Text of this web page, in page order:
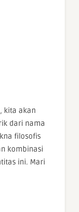
kita akan
dari nama
filosofis
kombinasi
ini. Mari